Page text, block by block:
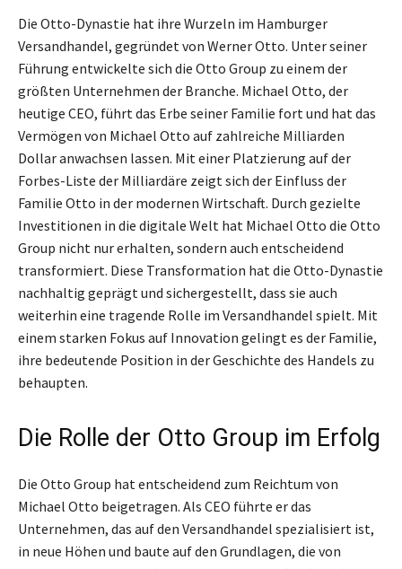
Die Otto-Dynastie hat ihre Wurzeln im Hamburger
Versandhandel, gegründet von Werner Otto. Unter seiner
Führung entwickelte sich die Otto Group zu einem der
größten Unternehmen der Branche. Michael Otto, der
heutige CEO, führt das Erbe seiner Familie fort und hat das
Vermögen von Michael Otto auf zahlreiche Milliarden
Dollar anwachsen lassen. Mit einer Platzierung auf der
Forbes-Liste der Milliardäre zeigt sich der Einfluss der
Familie Otto in der modernen Wirtschaft. Durch gezielte
Investitionen in die digitale Welt hat Michael Otto die Otto
Group nicht nur erhalten, sondern auch entscheidend
transformiert. Diese Transformation hat die Otto-Dynastie
nachhaltig geprägt und sichergestellt, dass sie auch
weiterhin eine tragende Rolle im Versandhandel spielt. Mit
einem starken Fokus auf Innovation gelingt es der Familie,
ihre bedeutende Position in der Geschichte des Handels zu
behaupten.
Die Rolle der Otto Group im Erfolg
Die Otto Group hat entscheidend zum Reichtum von
Michael Otto beigetragen. Als CEO führte er das
Unternehmen, das auf den Versandhandel spezialisiert ist,
in neue Höhen und baute auf den Grundlagen, die von